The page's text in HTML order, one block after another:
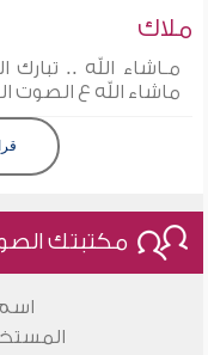
ملاك
مـاشاء الله .. تبارك
ماشاء الله ع الصوت
مكتبتك